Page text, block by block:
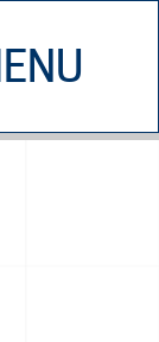
SIAMO